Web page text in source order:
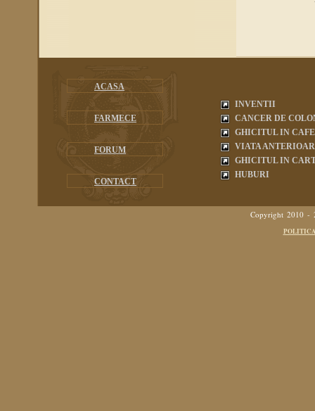
ACASA
FARMECE
FORUM
CONTACT
INVENTII
CANCER DE
GHICITUL IN
VIATA
GHICITUL IN
HUBURI
Copyright 2010